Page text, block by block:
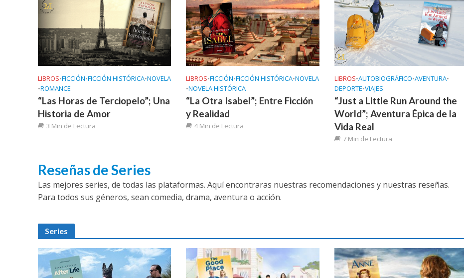
LIBROS•FICCIÓN•FICCIÓN HISTÓRICA•NOVELA
•ROMANCE
“Las Horas de Terciopelo”; Una
Historia de Amor
3 Min de Lectura
LIBROS•FICCIÓN•FICCIÓN HISTÓRICA•NOVELA
•NOVELA HISTÓRICA
“La Otra Isabel”; Entre Ficción
y Realidad
4 Min de Lectura
LIBROS•AUTOBIOGRÁFICO•AVENTURA•
DEPORTE•VIAJES
“Just a Little Run Around the
World”; Aventura Épica de la
Vida Real
7 Min de Lectura
Reseñas de Series
Las mejores series, de todas las plataformas. Aquí encontraras nuestras recomendaciones y nuestras reseñas.
Para todos sus géneros, sean comedia, drama, aventura o acción.
Series